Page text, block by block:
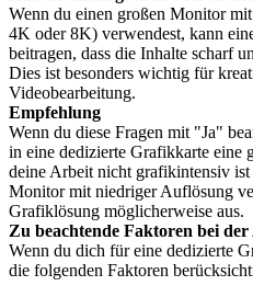
Wenn du einen großen Monitor
4K oder 8K) verwendest, kann
beitragen, dass die Inhalte scharf
Dies ist besonders wichtig für
Videobearbeitung.
Empfehlung
Wenn du diese Fragen mit "Ja"
in eine dedizierte Grafikkarte eine
deine Arbeit nicht grafikintensiv
Monitor mit niedriger Auflösung
Grafiklösung möglicherweise aus.
Zu beachtende Faktoren bei
Wenn du dich für eine dedizierte
die folgenden Faktoren